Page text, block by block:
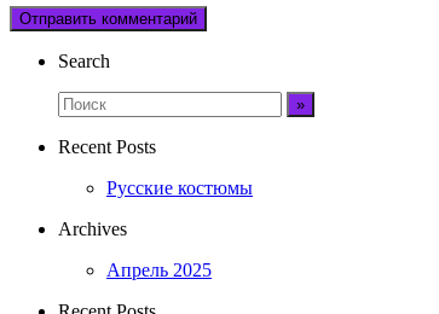
Search
Recent Posts
Русские костюмы
Archives
Апрель 2025